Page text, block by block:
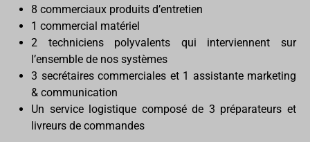
8 commerciaux produits d’entretien
1 commercial matériel
2 techniciens polyvalents qui interviennent sur
l’ensemble de nos systèmes
3 secrétaires commerciales et 1 assistante marketing
& communication
Un service logistique composé de 3 préparateurs et
livreurs de commandes